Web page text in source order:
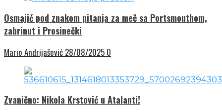
Osmajić pod znakom pitanja za meč sa Portsmouthom,
zabrinut i Prosinečki
Mario Andrijašević 28/08/2025 0
Zvanično: Nikola Krstović u Atalanti!